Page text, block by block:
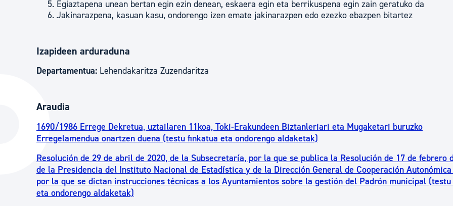
Egiaztapena unean bertan egin ezin denean, eskaera egin eta berrikuspena egin zain geratuko da
Jakinarazpena, kasuan kasu, ondorengo izen emate jakinarazpen edo ezezko ebazpen bitartez
Izapideen arduraduna
Departamentua: Lehendakaritza Zuzendaritza
Araudia
1690/1986 Errege Dekretua, uztailaren 11koa, Toki-Erakundeen Biztanleriari eta Mugaketari buruzko
Erregelamendua onartzen duena (testu finkatua eta ondorengo aldaketak)
Resolución de 29 de abril de 2020, de la Subsecretaría, por la que se publica la Resolución de 17 de febrero
de la Presidencia del Instituto Nacional de Estadística y de la Dirección General de Cooperación
por la que se dictan instrucciones técnicas a los Ayuntamientos sobre la gestión del Padrón municipal
eta ondorengo aldaketak)